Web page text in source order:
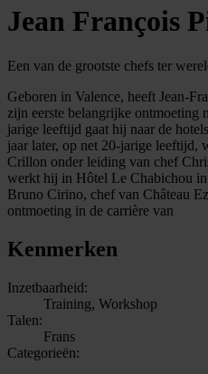
Jean François
Een van de grootste chefs ter
Geboren in Valence, heeft Jean-
zijn eerste belangrijke ontmoeting
jarige leeftijd gaat hij naar de
jaar later, op net 20-jarige leeftijd,
Crillon onder leiding van chef
werkt hij in Hôtel Le Chabichou
Bruno Cirino, chef van Château
ontmoeting in de carrière van
Kenmerken
Inzetbaarheid:
Training, Workshop
Talen:
Frans
Categorieën: